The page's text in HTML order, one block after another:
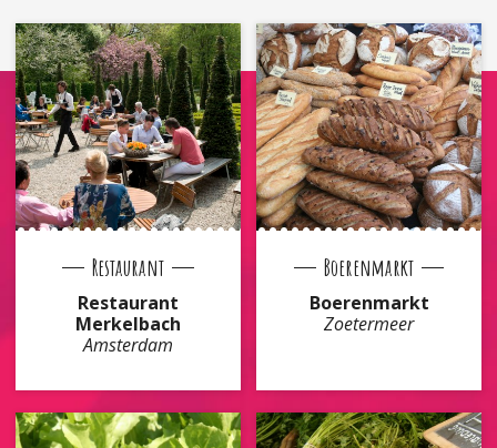
Restaurant
Restaurant
Merkelbach
Amsterdam
Boerenmarkt
Boerenmarkt
Zoetermeer